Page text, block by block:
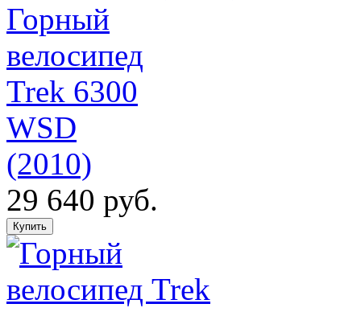
Горный
велосипед
Trek 6300
WSD
(2010)
29 640 руб.